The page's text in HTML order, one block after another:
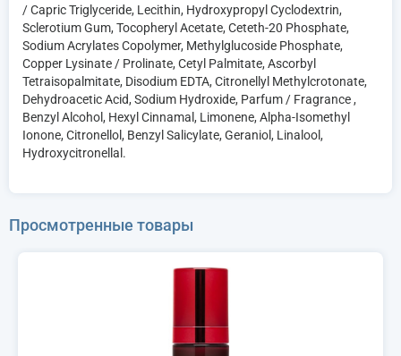
/ Capric Triglyceride, Lecithin, Hydroxypropyl Cyclodextrin,
Sclerotium Gum, Tocopheryl Acetate, Ceteth-20 Phosphate,
Sodium Acrylates Copolymer, Methylglucoside Phosphate,
Copper Lysinate / Prolinate, Cetyl Palmitate, Ascorbyl
Tetraisopalmitate, Disodium EDTA, Citronellyl Methylcrotonate,
Dehydroacetic Acid, Sodium Hydroxide, Parfum / Fragrance ,
Benzyl Alcohol, Hexyl Cinnamal, Limonene, Alpha-Isomethyl
Ionone, Citronellol, Benzyl Salicylate, Geraniol, Linalool,
Hydroxycitronellal.
Просмотренные товары